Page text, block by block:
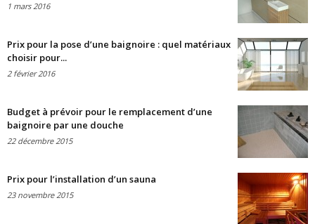
1 mars 2016
Prix pour la pose d’une baignoire : quel matériaux
choisir pour...
2 février 2016
Budget à prévoir pour le remplacement d’une
baignoire par une douche
22 décembre 2015
Prix pour l’installation d’un sauna
23 novembre 2015